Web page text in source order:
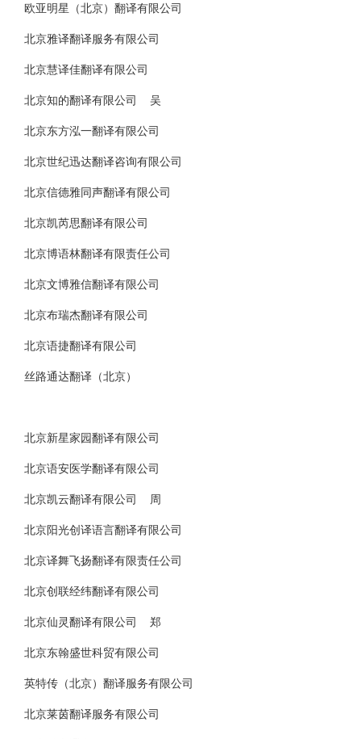
欧亚明星（北京）翻译有限公司
北京雅译翻译服务有限公司
北京慧译佳翻译有限公司
北京知的翻译有限公司 吴
北京东方泓一翻译有限公司
北京世纪迅达翻译咨询有限公司
北京信德雅同声翻译有限公司
北京凯芮思翻译有限公司
北京博语林翻译有限责任公司
北京文博雅信翻译有限公司
北京布瑞杰翻译有限公司
北京语捷翻译有限公司
丝路通达翻译（北京）
北京新星家园翻译有限公司
北京语安医学翻译有限公司
北京凯云翻译有限公司 周
北京阳光创译语言翻译有限公司
北京译舞飞扬翻译有限责任公司
北京创联经纬翻译有限公司
北京仙灵翻译有限公司 郑
北京东翰盛世科贸有限公司
英特传（北京）翻译服务有限公司
北京莱茵翻译服务有限公司